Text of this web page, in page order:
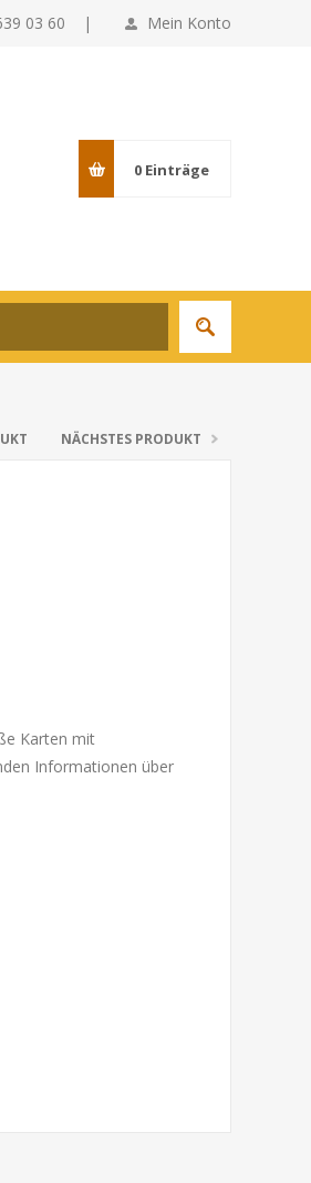
Mein Konto
03 60 |
0 Einträge
NÄCHSTES PRODUKT
Karten mit
Informationen über